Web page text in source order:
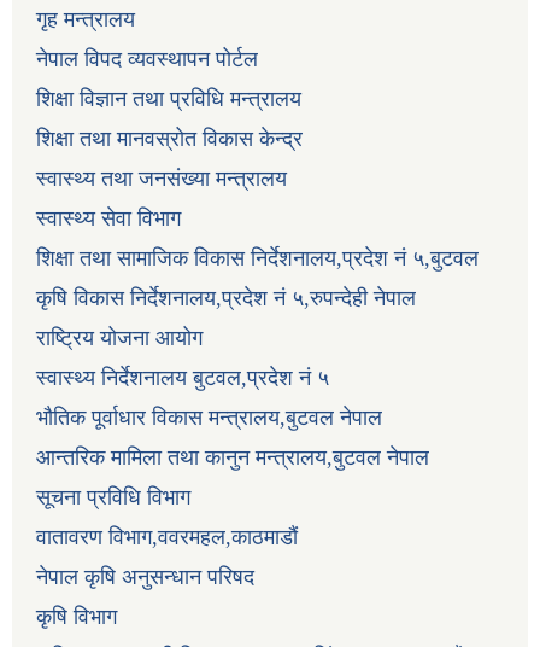
गृह मन्त्रालय
नेपाल विपद व्यवस्थापन पोर्टल
शिक्षा विज्ञान तथा प्रविधि मन्त्रालय
शिक्षा तथा मानवस्रोत विकास केन्द्र
स्वास्थ्य तथा जनसंख्या मन्त्रालय
स्वास्थ्य सेवा विभाग
शिक्षा तथा सामाजिक विकास निर्देशनालय,प्रदेश नं ५,बुटवल
कृषि विकास निर्देशनालय,प्रदेश नं ५,रुपन्देही नेपाल
राष्ट्रिय योजना आयोग
स्वास्थ्य निर्देशनालय बुटवल,प्रदेश नं ५
भौतिक पूर्वाधार विकास मन्त्रालय,बुटवल नेपाल
आन्तरिक मामिला तथा कानुन मन्त्रालय,बुटवल नेपाल
सूचना प्रविधि विभाग
वातावरण विभाग,ववरमहल,काठमाडौं
नेपाल कृषि अनुसन्धान परिषद
कृषि विभाग